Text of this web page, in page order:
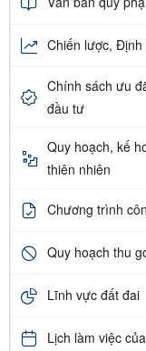
Chiến lược, Định
Chính sách ưu
đầu tư
Quy hoạch, kế
thiên nhiên
Chương trình
Quy hoạch thu
Lĩnh vực đất đai
Lịch làm việc